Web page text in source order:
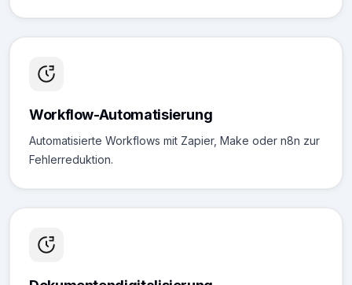
Workflow-Automatisierung
Automatisierte Workflows mit Zapier, Make oder n8n zur
Fehlerreduktion.